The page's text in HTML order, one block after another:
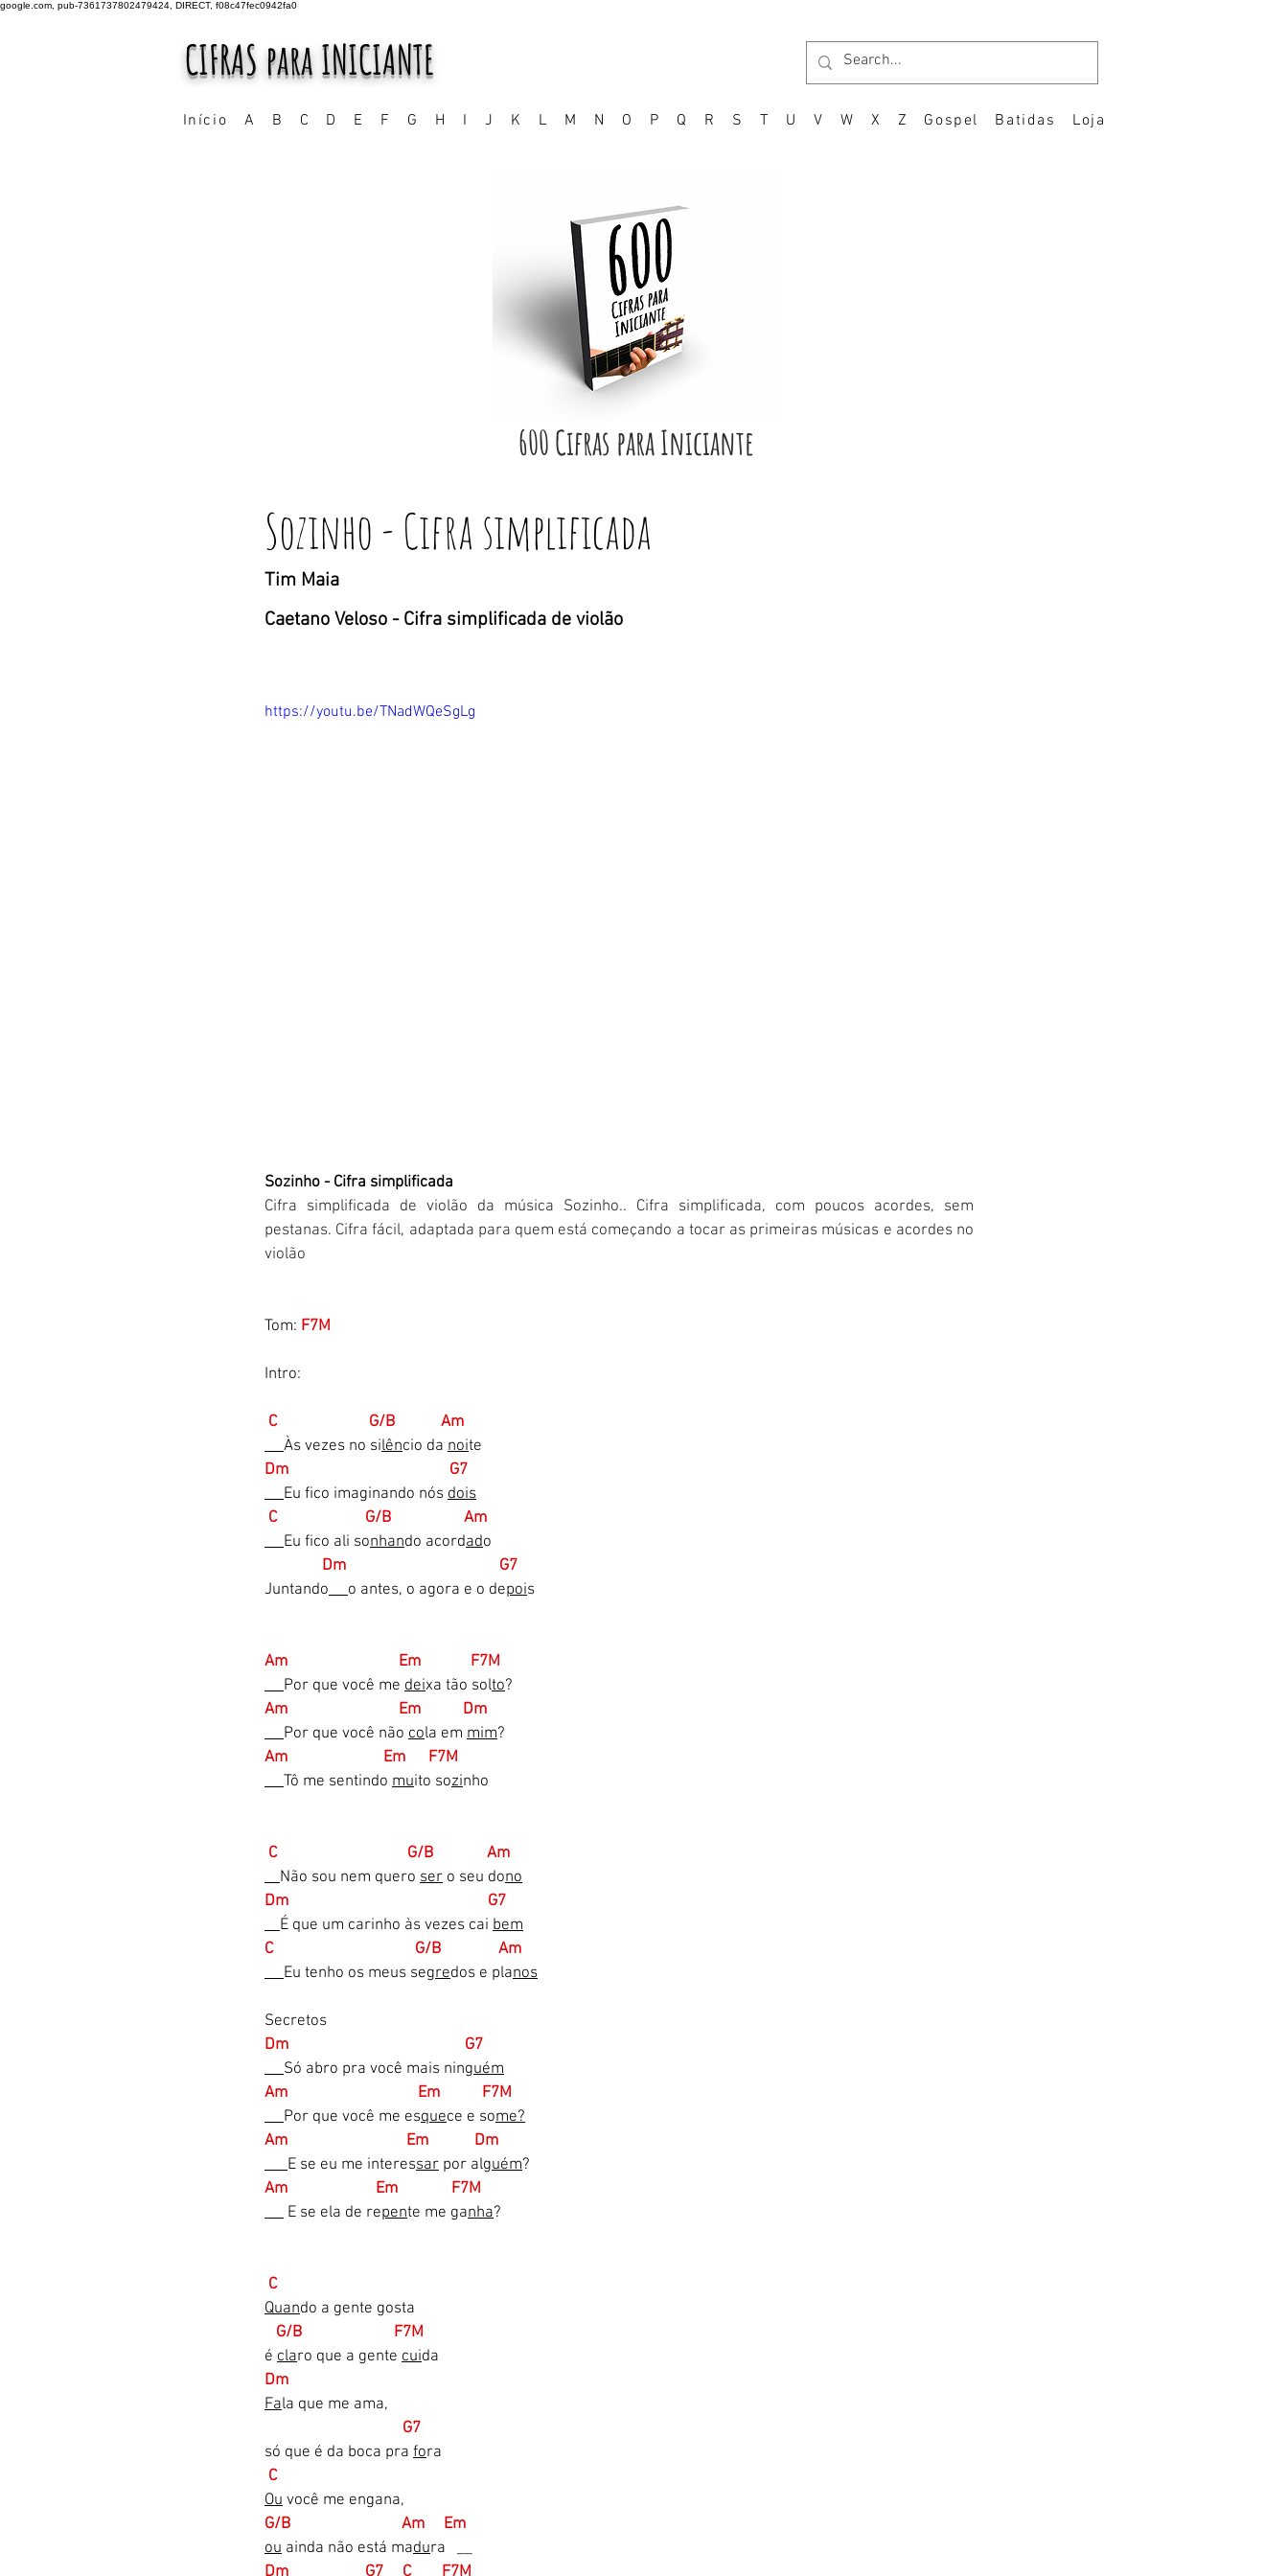
google.com, pub-7361737802479424, DIRECT, f08c47fec0942fa0
CIFRAS para INICIANTE
Início A B C D E F G H I J K L M N O P Q R S T U V W X Z Gospel Batidas Loja
600 Cifras para Iniciante
Sozinho - Cifra simplificada
Tim Maia
Caetano Veloso - Cifra simplificada de violão
https://youtu.be/TNadWQeSgLg
Sozinho - Cifra simplificada
Cifra simplificada de violão da música Sozinho.. Cifra simplificada, com poucos acordes, sem
pestanas. Cifra fácil, adaptada para quem está começando a tocar as primeiras músicas e acordes no
violão
Tom: F7M
Intro:
C                        G/B            Am
Às vezes no silêncio da noite
Dm                                          G7
Eu fico imaginando nós dois
C                       G/B                   Am
Eu fico ali sonhando acordado
       Dm                                        G7
Juntando
o antes, o agora e o depois
Am                             Em             F7M
Por que você me deixa tão solto?
Am                             Em           Dm
Por que você não cola em mim?
Am                         Em      F7M
Tô me sentindo muito sozinho
C                                  G/B              Am
Não sou nem quero ser o seu dono
Dm                                                    G7
É que um carinho às vezes cai bem
C                                     G/B               Am
Eu tenho os meus segredos e planos
Secretos
Dm                                              G7
Só abro pra você mais ninguém
Am                                  Em           F7M
Por que você me esquece e some?
Am                               Em            Dm
E se eu me interessar por alguém?
Am                       Em              F7M
E se ela de repente me ganha?
C
Quando a gente gosta
G/B                        F7M
é claro que a gente cuida
Dm
Fala que me ama,
                  G7
só que é da boca pra fora
C
Ou você me engana,
G/B                             Am     Em
ou ainda não está madura   __